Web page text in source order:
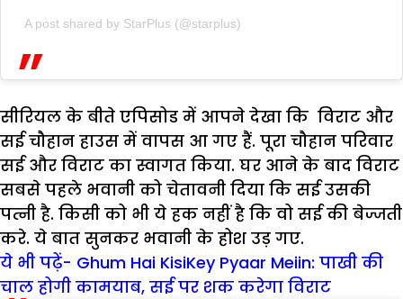
A post shared by StarPlus (@starplus)
सीरियल के बीते एपिसोड में आपने देखा कि विराट और
सई चौहान हाउस में वापस आ गए हैं. पूरा चौहान परिवार
सई और विराट का स्वागत किया. घर आने के बाद विराट
सबसे पहले भवानी को चेतावनी दिया कि सई उसकी
पत्नी है. किसी को भी ये हक नहीं है कि वो सई की बेज्जती
करे. ये बात सुनकर भवानी के होश उड़ गए.
ये भी पढ़ें- Ghum Hai KisiKey Pyaar Meiin: पाखी की
चाल होगी कामयाब, सई पर शक करेगा विराट